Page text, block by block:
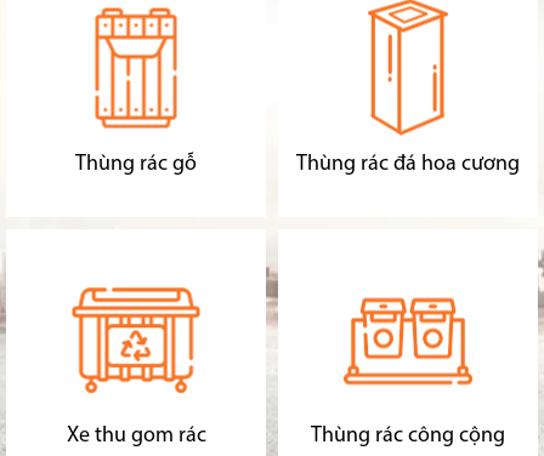
Thùng rác gỗ Thùng rác đá hoa cương
Xe thu gom rác Thùng rác công cộng